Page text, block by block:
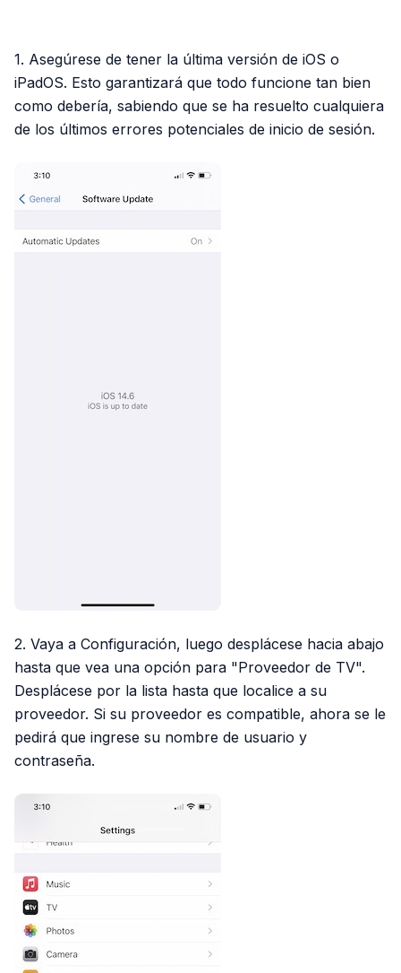
1. Asegúrese de tener la última versión de iOS o
iPadOS. Esto garantizará que todo funcione tan bien
como debería, sabiendo que se ha resuelto cualquiera
de los últimos errores potenciales de inicio de sesión.
2. Vaya a Configuración, luego desplácese hacia abajo
hasta que vea una opción para "Proveedor de TV".
Desplácese por la lista hasta que localice a su
proveedor. Si su proveedor es compatible, ahora se le
pedirá que ingrese su nombre de usuario y
contraseña.